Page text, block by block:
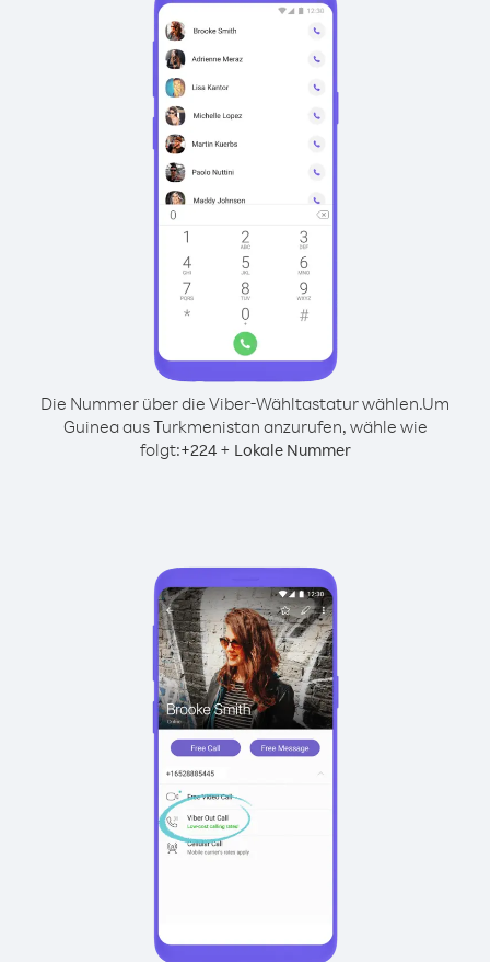
Die Nummer über die Viber-Wähltastatur wählen.Um
Guinea aus Turkmenistan anzurufen, wähle wie
folgt:+224+ Lokale Nummer